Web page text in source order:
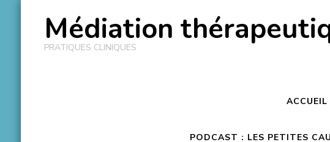
Médiation
PRATIQUES CLINIQUES
ACCUEIL
PODCAST : LES PETITES